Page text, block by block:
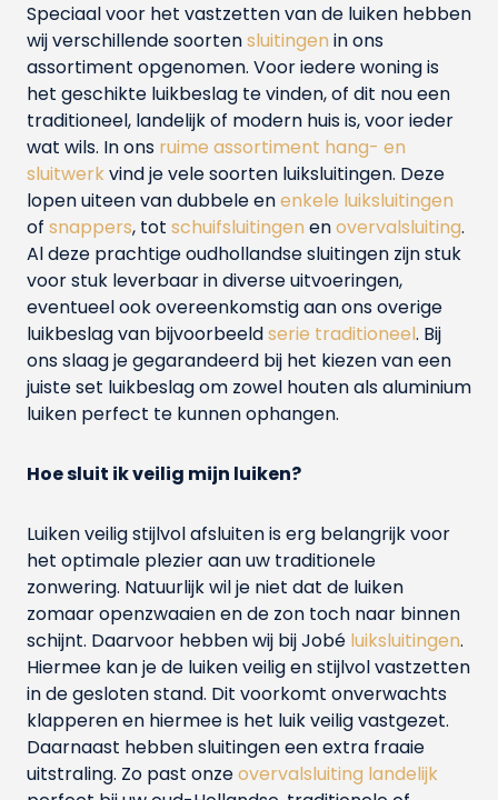
Speciaal voor het vastzetten van de luiken hebben
wij verschillende soortensluitingen in ons
assortiment opgenomen. Voor iedere woning is
het geschikte luikbeslag te vinden, of dit nou een
traditioneel, landelijk of modern huis is, voor ieder
wat wils. In ons ruime assortiment hang- en
sluitwerkvind je vele soorten luiksluitingen. Deze
lopen uiteen van dubbele enenkele luiksluitingen
of snappers, tot schuifsluitingen enovervalsluiting.
Al deze prachtige oudhollandse sluitingen zijn stuk
voor stuk leverbaar in diverse uitvoeringen,
eventueel ook overeenkomstig aan ons overige
luikbeslag van bijvoorbeeldserie traditioneel. Bij
ons slaag je gegarandeerd bij het kiezen van een
juiste set luikbeslag om zowel houten als aluminium
luiken perfect te kunnen ophangen.
Hoe sluit ik veilig mijn luiken?
Luiken veilig stijlvol afsluiten is erg belangrijk voor
het optimale plezier aan uw traditionele
zonwering. Natuurlijk wil je niet dat de luiken
zomaar openzwaaien en de zon toch naar binnen
schijnt. Daarvoor hebben wij bij Jobé luiksluitingen.
Hiermee kan je de luiken veilig en stijlvol vastzetten
in de gesloten stand. Dit voorkomt onverwachts
klapperen en hiermee is het luik veilig vastgezet.
Daarnaast hebben sluitingen een extra fraaie
uitstraling. Zo past onzeovervalsluiting landelijk